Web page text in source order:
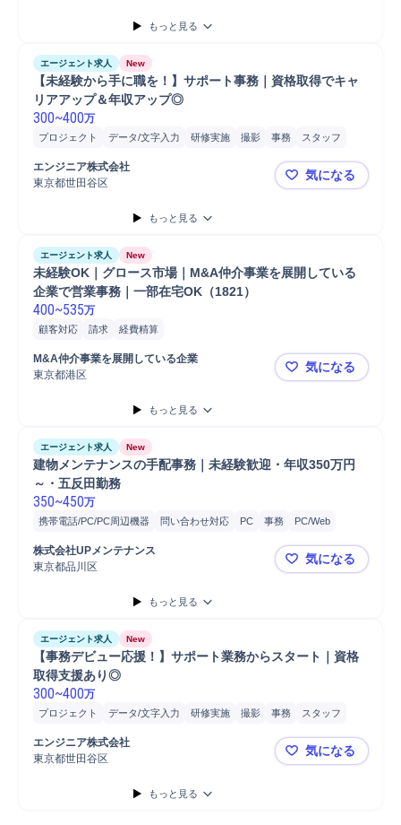
もっと見る
エージェント求人 New
【未経験から手に職を！】サポート事務｜資格取得でキャ
リアアップ＆年収アップ◎
300~400万
プロジェクト データ/文字入力 研修実施 撮影 事務
スタッフ
書類作成
エンジニア株式会社
東京都世田谷区
【未経験か
気になる
もっと見る
エージェント求人 New
未経験OK｜グロース市場｜M&A仲介事業を展開している
企業で営業事務｜一部在宅OK（1821）
400~535万
顧客対応 請求 経費精算
M&A仲介事業を展開している企業
東京都港区
未経験OK
気になる
もっと見る
エージェント求人 New
建物メンテナンスの手配事務｜未経験歓迎・年収350万円
～・五反田勤務
350~450万
携帯電話/PC/PC周辺機器 問い合わせ対応 PC 事務
PC/Web
メンテナンス
顧客対応
電話対応 カスタマーサポート/コールセン... 顧客折衝
株式会社UPメンテナンス
東京都品川区
建物メンテ
気になる
もっと見る
エージェント求人 New
【事務デビュー応援！】サポート業務からスタート｜資格
取得支援あり◎
300~400万
プロジェクト データ/文字入力 研修実施 撮影 事務
スタッフ
書類作成
エンジニア株式会社
東京都世田谷区
【事務デビ
気になる
もっと見る